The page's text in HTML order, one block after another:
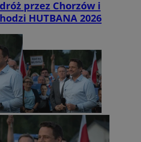
przez Chorzów i
HUTBANA 2026